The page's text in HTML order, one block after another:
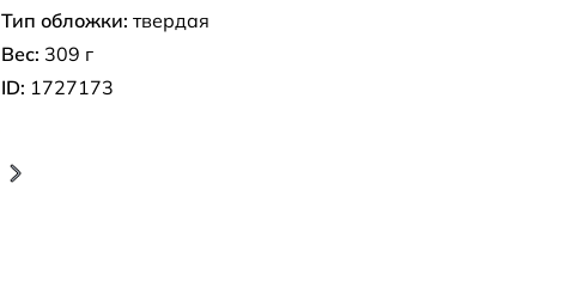
Тип обложки: твердая
Вес: 309 г
ID: 1727173